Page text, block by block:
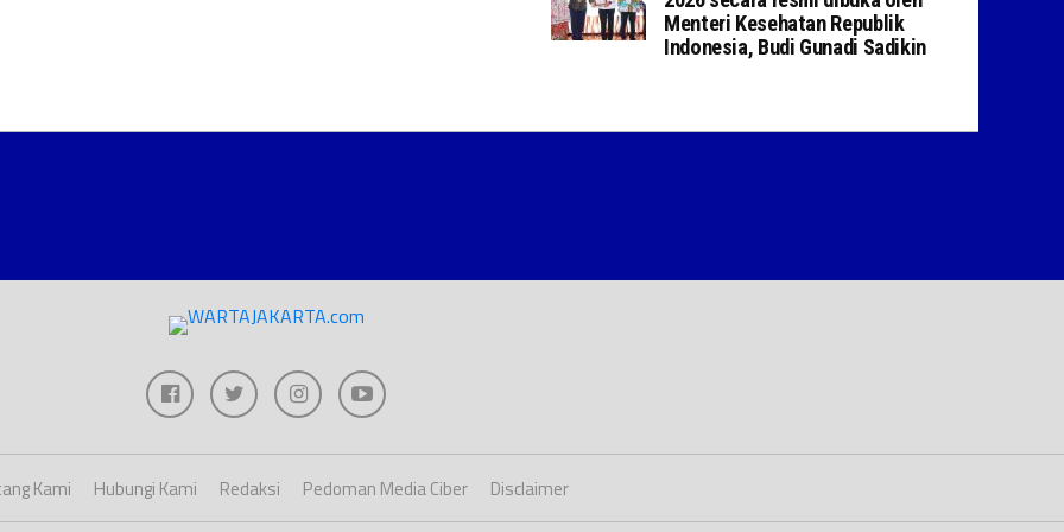
Menteri Kesehatan Republik
Indonesia, Budi Gunadi Sadikin
Kami Hubungi Kami Redaksi Pedoman Media Ciber Disclaimer